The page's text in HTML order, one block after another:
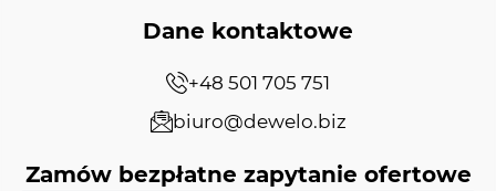
Dane kontaktowe
+48 501 705 751
biuro@dewelo.biz
Zamów bezpłatne zapytanie ofertowe